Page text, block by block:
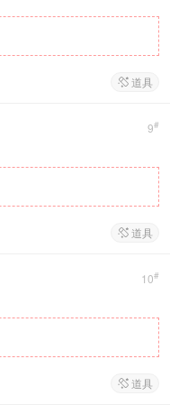
 道具
9#
 道具
10#
 道具